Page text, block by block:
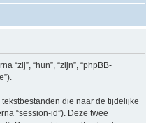
“zij”, “hun”, “zijn”, “phpBB-
die naar de tijdelijke
“session-id”). Deze twee